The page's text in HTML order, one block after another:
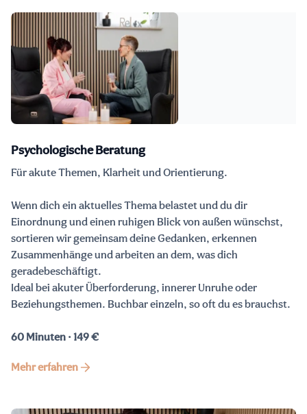
Psychologische Beratung
Für akute Themen, Klarheit und Orientierung.
Wenn dich ein aktuelles Thema belastet und du dir
Einordnung und einen ruhigen Blick von außen wünschst,
sortieren wir gemeinsam deine Gedanken, erkennen
Zusammenhänge und arbeiten an dem, was dich
geradebeschäftigt.
Ideal bei akuter Überforderung, innerer Unruhe oder
Beziehungsthemen. Buchbar einzeln, so oft du es brauchst.
60 Minuten · 149 €
Mehr erfahren